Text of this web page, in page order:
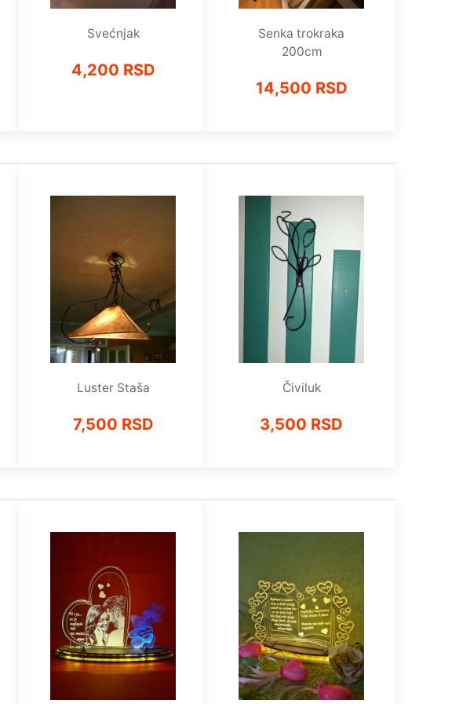
Svećnjak
4,200 RSD
Senka trokraka
200cm
14,500 RSD
Luster Staša
7,500 RSD
Čiviluk
3,500 RSD